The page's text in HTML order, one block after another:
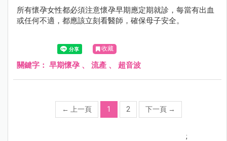
所有懷孕女性都必須注意懷孕早期應定期就診，每當有出血
或任何不適，都應該立刻看醫師，確保母子安全。
收藏
關鍵字： 早期懷孕 、 流產 、 超音波
← 上一頁 1 2 下一頁 →
;